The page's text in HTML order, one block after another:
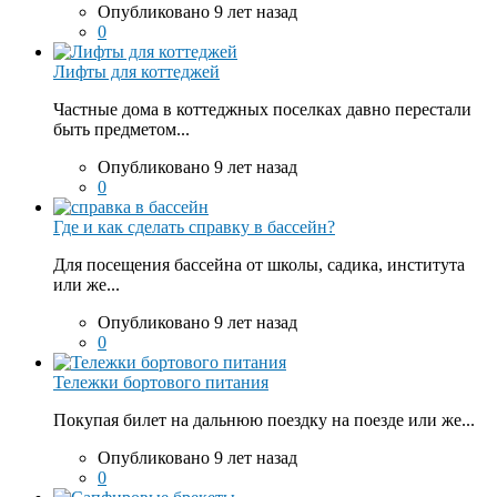
Опубликовано 9 лет назад
0
Лифты для коттеджей
Частные дома в коттеджных поселках давно перестали
быть предметом...
Опубликовано 9 лет назад
0
Где и как сделать справку в бассейн?
Для посещения бассейна от школы, садика, института
или же...
Опубликовано 9 лет назад
0
Тележки бортового питания
Покупая билет на дальнюю поездку на поезде или же...
Опубликовано 9 лет назад
0